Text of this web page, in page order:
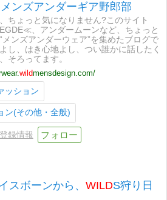
ンズアンダーギア野郎部
ちょっと気になりません?このサイト
、アンダームーンなど、ちょっと
メンズアンダーウェア”を集めたブログで
し、はき心地よし、つい誰かに話したく
そろってます。
wildmensdesign.com/
ッション
ン(その他・全般)
登録情報
スボーンから、 WILDS狩り日